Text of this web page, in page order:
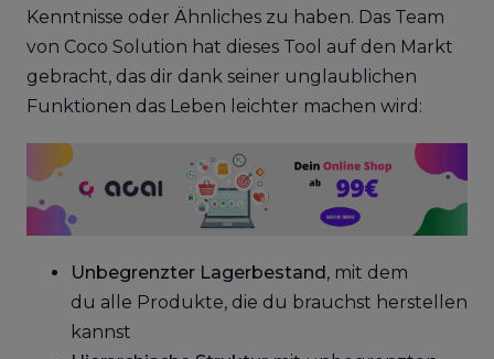
Kenntnisse oder Ähnliches zu haben. Das Team
von Coco Solution hat dieses Tool auf den Markt
gebracht, das dir dank seiner unglaublichen
Funktionen das Leben leichter machen wird:
Unbegrenzter Lagerbestand, mit dem
du alle Produkte, die du brauchst herstellen
kannst